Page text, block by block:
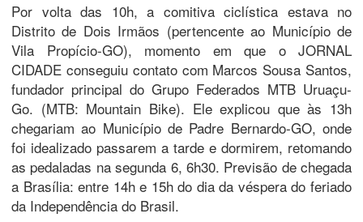
Por volta das 10h, a comitiva ciclística estava no
Distrito de Dois Irmãos (pertencente ao Município de
Vila Propício-GO), momento em que o JORNAL
CIDADE conseguiu contato com Marcos Sousa Santos,
fundador principal do Grupo Federados MTB Uruaçu-
Go. (MTB: Mountain Bike). Ele explicou que às 13h
chegariam ao Município de Padre Bernardo-GO, onde
foi idealizado passarem a tarde e dormirem, retomando
as pedaladas na segunda 6, 6h30. Previsão de chegada
a Brasília: entre 14h e 15h do dia da véspera do feriado
da Independência do Brasil.